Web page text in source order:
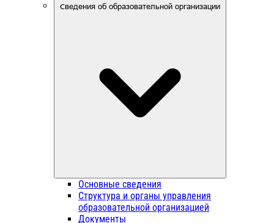
Сведения об образовательной организации
Основные сведения
Структура и органы управления
образовательной организацией
Документы